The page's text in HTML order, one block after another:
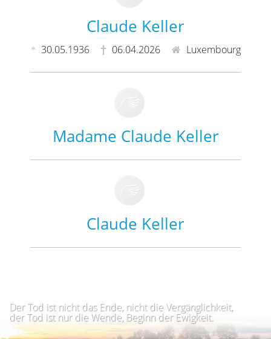
Claude Keller
30.05.1936 06.04.2026 Luxembourg
Madame Claude Keller
Claude Keller
Der Tod ist nicht das Ende, nicht die Vergänglichkeit,
der Tod ist nur die Wende, Beginn der Ewigkeit.